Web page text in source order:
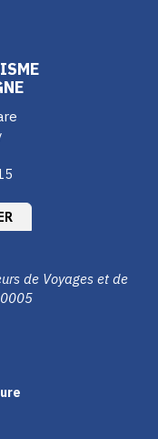
de Voyages et de